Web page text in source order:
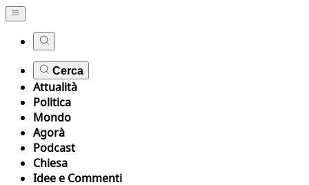
Cerca
Attualità
Politica
Mondo
Agorà
Podcast
Chiesa
Idee e Commenti